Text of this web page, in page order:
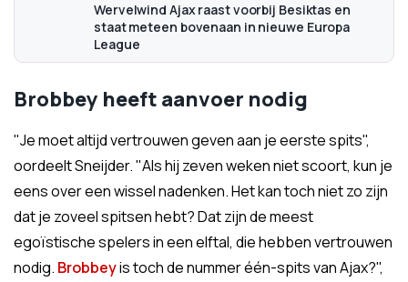
Wervelwind Ajax raast voorbij Besiktas en
staat meteen bovenaan in nieuwe Europa
League
Brobbey heeft aanvoer nodig
"Je moet altijd vertrouwen geven aan je eerste spits",
oordeelt Sneijder. "Als hij zeven weken niet scoort, kun je
eens over een wissel nadenken. Het kan toch niet zo zijn
dat je zoveel spitsen hebt? Dat zijn de meest
egoïstische spelers in een elftal, die hebben vertrouwen
nodig. Brobbeyis toch de nummer één-spits van Ajax?",